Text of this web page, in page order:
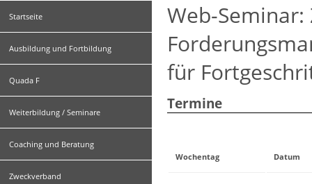
Startseite
Ausbildung und Fortbildung
Quada F
Weiterbildung / Seminare
Coaching und Beratung
Zweckverband
Web-
für
Termine
Wochentag Datum